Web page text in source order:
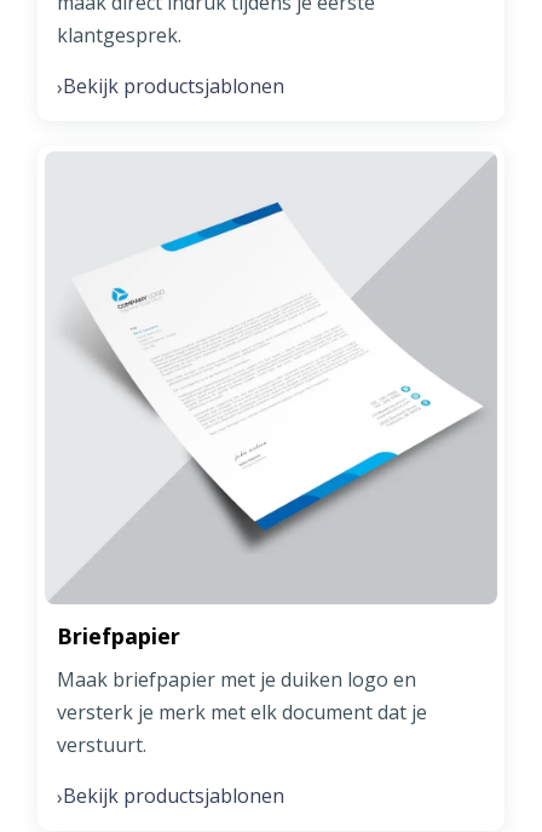
klantgesprek.
›Bekijk productsjablonen
Briefpapier
Maak briefpapier met je duiken logo en
versterk je merk met elk document dat je
verstuurt.
›Bekijk productsjablonen